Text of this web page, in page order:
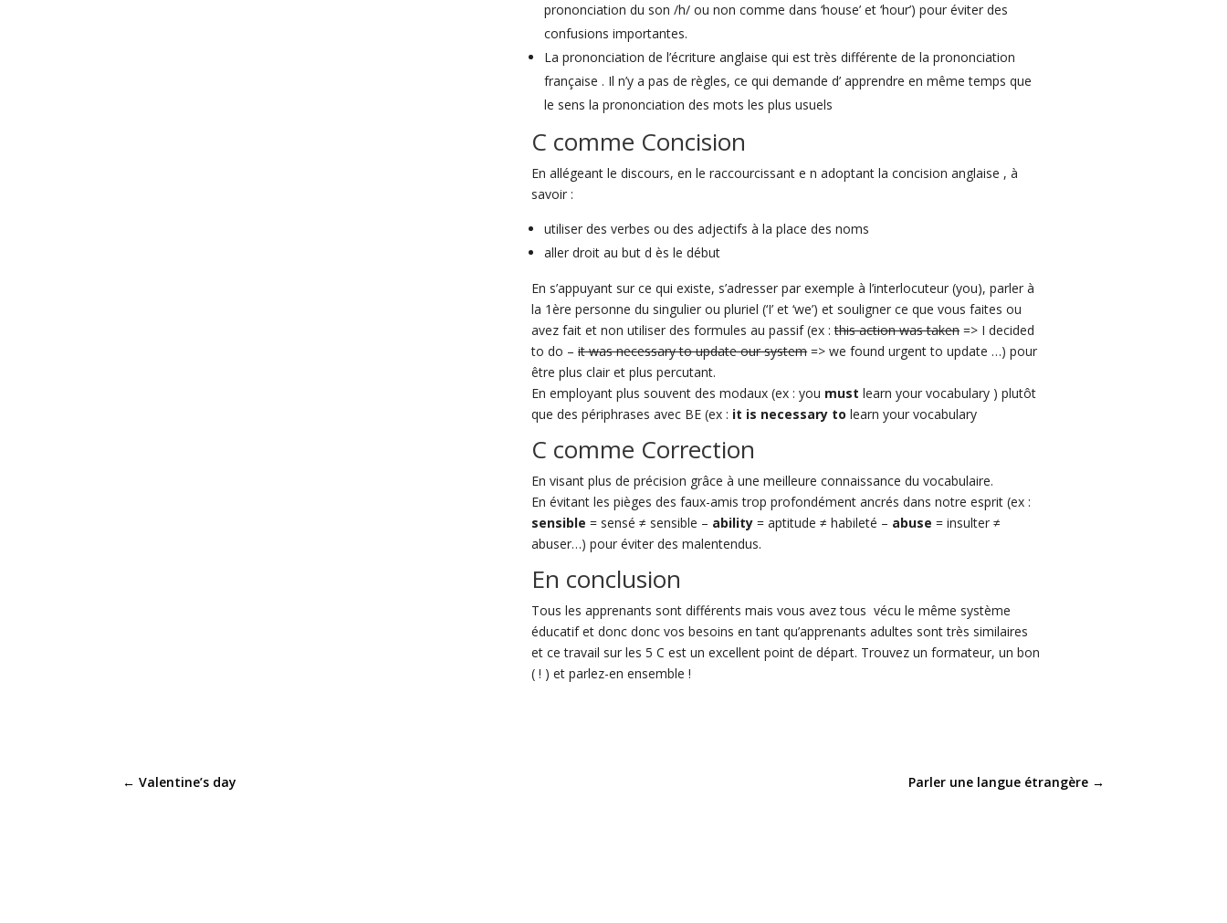
prononciation du son /h/ ou non comme dans ‘house’ et ‘hour’) pour éviter des
confusions importantes.
La prononciation de l’écriture anglaise qui est très différente de la prononciation
française . Il n’y a pas de règles, ce qui demande d’ apprendre en même temps que
le sens la prononciation des mots les plus usuels
C comme Concision
En allégeant le discours, en le raccourcissant e n adoptant la concision anglaise , à
savoir :
utiliser des verbes ou des adjectifs à la place des noms
aller droit au but d ès le début
En s’appuyant sur ce qui existe, s’adresser par exemple à l’interlocuteur (you), parler à
la 1ère personne du singulier ou pluriel (‘I’ et ‘we’) et souligner ce que vous faites ou
avez fait et non utiliser des formules au passif (ex :this action was taken=> I decided
to do –it was necessary to update our system=> we found urgent to update …) pour
être plus clair et plus percutant.
En employant plus souvent des modaux (ex : you must learn your vocabulary ) plutôt
que des périphrases avec BE (ex : it is necessary to learn your vocabulary
C comme Correction
En visant plus de précision grâce à une meilleure connaissance du vocabulaire.
En évitant les pièges des faux-amis trop profondément ancrés dans notre esprit (ex :
sensible = sensé ≠ sensible – ability = aptitude ≠ habileté – abuse = insulter ≠
abuser…) pour éviter des malentendus.
En conclusion
Tous les apprenants sont différents mais vous avez tous vécu le même système
éducatif et donc donc vos besoins en tant qu’apprenants adultes sont très similaires
et ce travail sur les 5 C est un excellent point de départ. Trouvez un formateur, un bon
( ! ) et parlez-en ensemble !
←Valentine’s day Parler une langue étrangère→